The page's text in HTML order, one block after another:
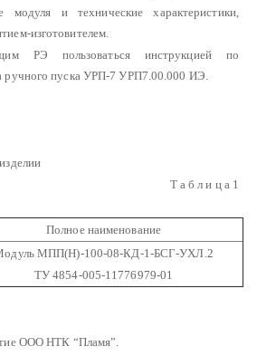
и технические характеристики,
изготовителем.
РЭ пользоваться инструкцией по
ручного пуска УРП-7 УРП7.00.000 ИЭ.
Т а б л и ц а 1
Полное наименование
МПП(Н)-100-08-КД-1-БСГ-УХЛ.2
ТУ 4854-005-11776979-01
ООО НТК “Пламя”.